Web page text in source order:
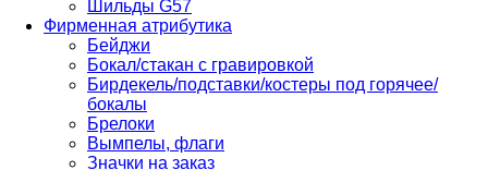
Шильды G57
Фирменная атрибутика
Бейджи
Бокал/стакан с гравировкой
Бирдекель/подставки/костеры под горячее/
бокалы
Брелоки
Вымпелы, флаги
Значки на заказ